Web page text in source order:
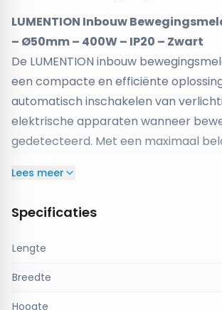
LUMENTION Inbouw
– Ø50mm – 400W – IP20 – Zwart
De LUMENTION inbouw
een compacte en efficiënte
automatisch inschakelen van
elektrische apparaten wanneer
gedetecteerd. Met een maximaal
kleinere ruimtes zoals gangen,
Dankzij hetinbouwontwerp
worden geïntegreerd in plafonds of
en een benodigde
boorgatmaat
de installatie eenvoudig en zorgt
Lees meer
Specificaties
Lengte
Breedte
Hoogte